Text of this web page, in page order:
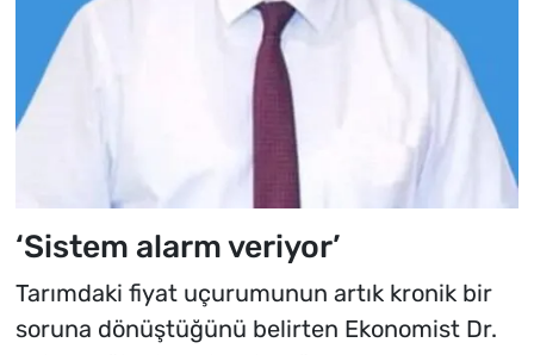
‘Sistem alarm veriyor’
Tarımdaki fiyat uçurumunun artık kronik bir
soruna dönüştüğünü belirten Ekonomist Dr.